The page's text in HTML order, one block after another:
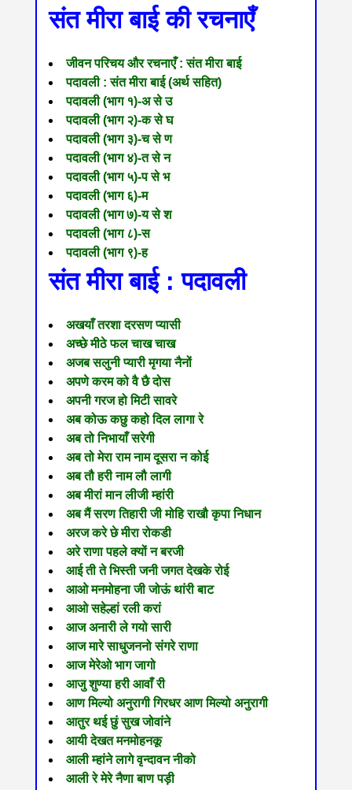
संत मीरा बाई की रचनाएँ
जीवन परिचय और रचनाएँ : संत मीरा बाई
पदावली : संत मीरा बाई (अर्थ सहित)
पदावली (भाग १)-अ से उ
पदावली (भाग २)-क से घ
पदावली (भाग ३)-च से ण
पदावली (भाग ४)-त से न
पदावली (भाग ५)-प से भ
पदावली (भाग ६)-म
पदावली (भाग ७)-य से श
पदावली (भाग ८)-स
पदावली (भाग ९)-ह
संत मीरा बाई : पदावली
अखयाँ तरशा दरसण प्यासी
अच्छे मीठे फल चाख चाख
अजब सलुनी प्यारी मृगया नैनों
अपणे करम को वै छै दोस
अपनी गरज हो मिटी सावरे
अब कोऊ कछु कहो दिल लागा रे
अब तो निभायाँ सरेगी
अब तो मेरा राम नाम दूसरा न कोई
अब तौ हरी नाम लौ लागी
अब मीरां मान लीजी म्हांरी
अब मैं सरण तिहारी जी मोहि राखौ कृपा निधान
अरज करे छे मीरा रोकडी
अरे राणा पहले क्यों न बरजी
आई ती ते भिस्ती जनी जगत देखके रोई
आओ मनमोहना जी जोऊं थांरी बाट
आओ सहेल्हां रली करां
आज अनारी ले गयो सारी
आज मारे साधुजननो संगरे राणा
आज मेरेओ भाग जागो
आजु शुण्या हरी आवाँ री
आण मिल्यो अनुरागी गिरधर आण मिल्यो अनुरागी
आतुर थई छुं सुख जोवांने
आयी देखत मनमोहनकू
आली म्हांने लागे वृन्दावन नीको
आली रे मेरे नैणा बाण पड़ी